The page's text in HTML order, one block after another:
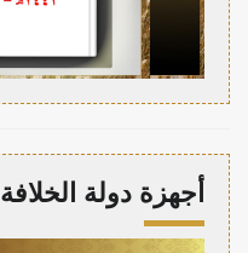
أجهزة دولة الخلافة